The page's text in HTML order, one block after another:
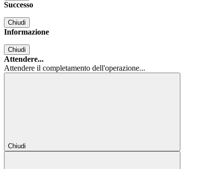
Successo
Chiudi
Informazione
Chiudi
Attendere...
Attendere il completamento dell'operazione...
Chiudi